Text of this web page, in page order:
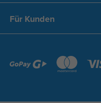
Für Kunden